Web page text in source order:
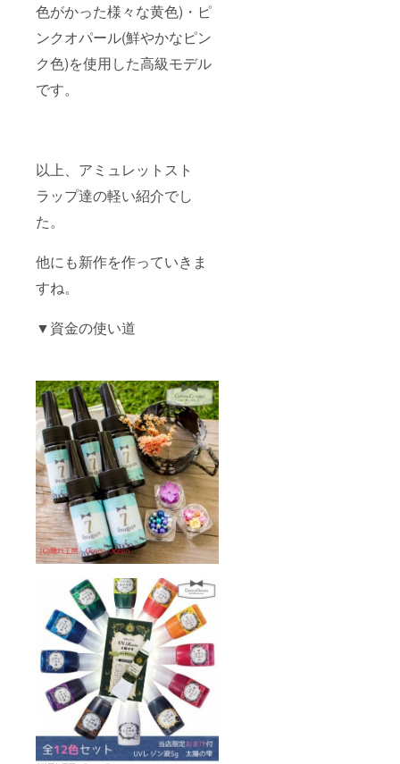
色がかった様々な黄色)・ピ
ンクオパール(鮮やかなピン
ク色)を使用した高級モデル
です。
以上、アミュレットスト
ラップ達の軽い紹介でし
た。
他にも新作を作っていきま
すね。
▼資金の使い道